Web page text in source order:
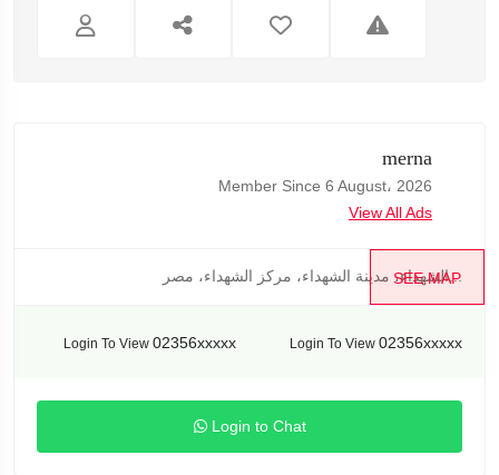
merna
Member Since 6 August، 2026
View All Ads
SEE MAP
الشهداء، مدينة الشهداء، مركز الشهداء، مصر...
Login To View 02356xxxxx Login To View 02356xxxxx
Login to Chat